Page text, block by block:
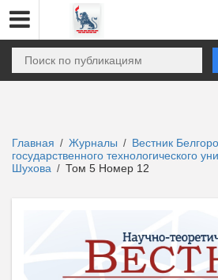
Главная / Журналы / Вестник
государственного технологического
Шухова / Том 5 Номер 12